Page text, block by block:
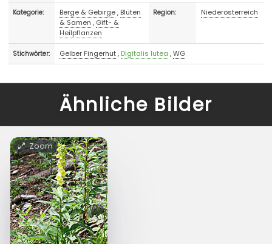
Kategorie: Berge & Gebirge, Blüten
& Samen , Gift- &
Heilpflanzen
Region: Niederösterreich
Stichwörter: Gelber Fingerhut, Digitalis lutea ,WG
Ähnliche Bilder
Zoom